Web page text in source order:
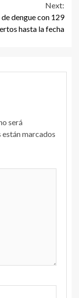
Next:
dengue con 129
hasta la fecha
será
marcados